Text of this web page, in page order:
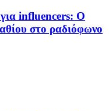
influencers: Ο
στο ραδιόφωνο